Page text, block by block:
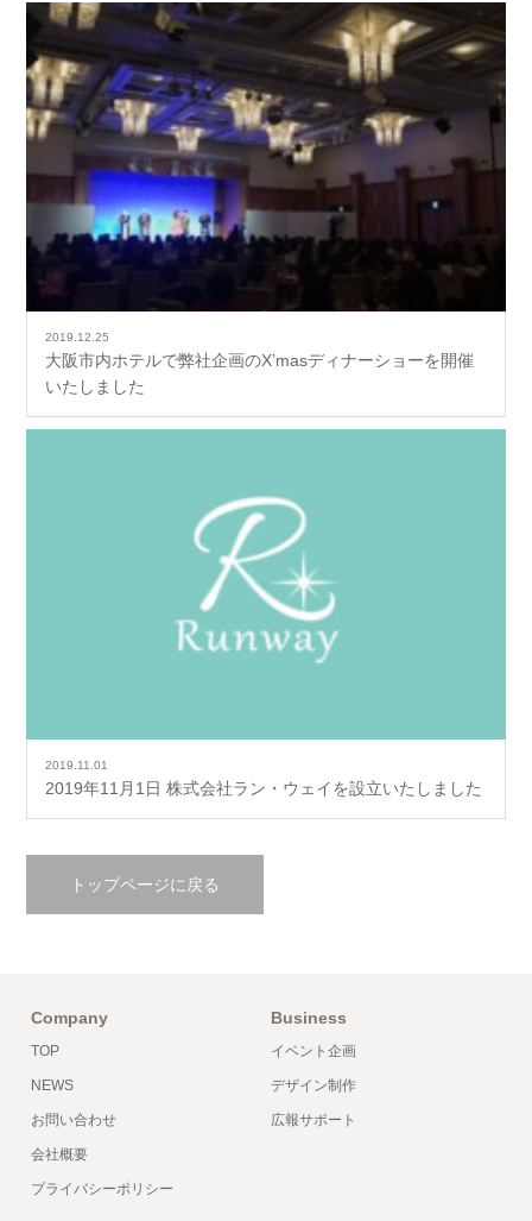
2019.12.25
大阪市内ホテルで弊社企画のX’masディナーショーを開催
いたしました
2019.11.01
2019年11月1日 株式会社ラン・ウェイを設立いたしました
トップページに戻る
Company
TOP
NEWS
お問い合わせ
会社概要
プライバシーポリシー
Business
イベント企画
デザイン制作
広報サポート